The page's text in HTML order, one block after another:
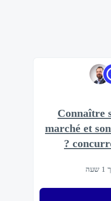
2023-04-04 -
marché et